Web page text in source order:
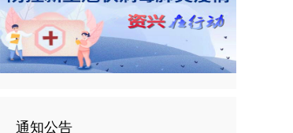
通知公告